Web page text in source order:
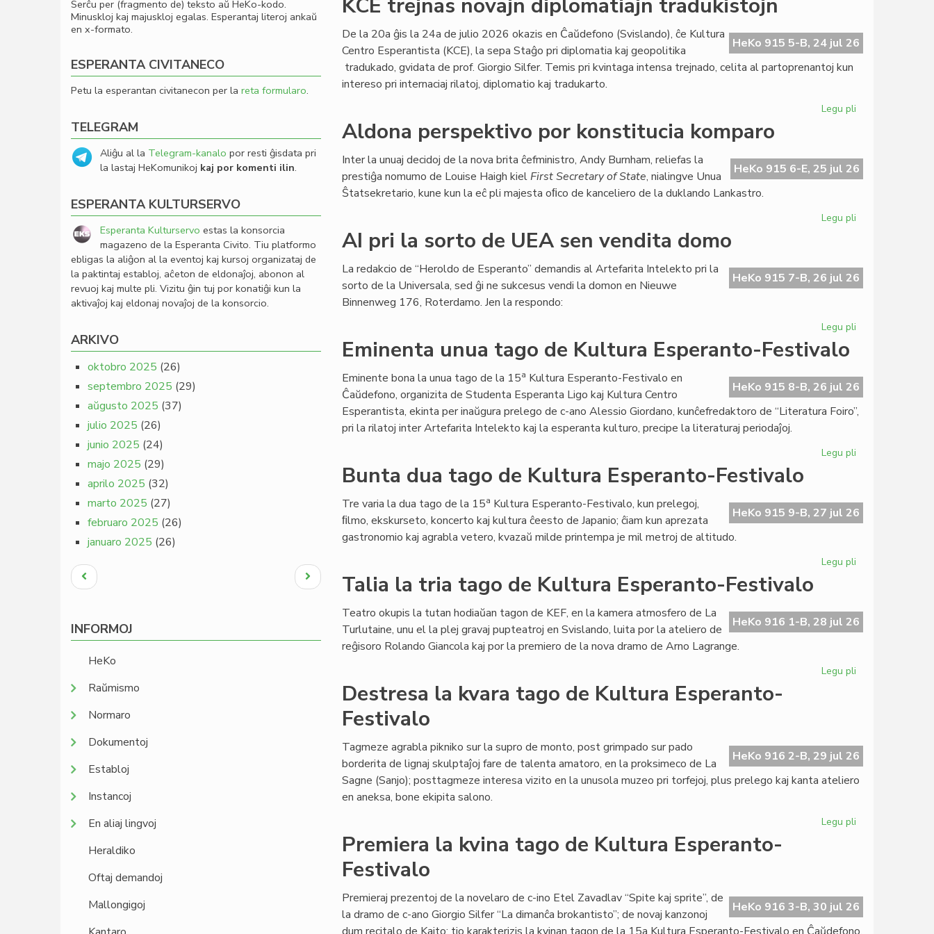
KCE trejnas novajn diplomatiajn tradukistojn
HeKo 915 5-B, 24 jul 26
De la 20a ĝis la 24a de julio 2026 okazis en Ĉaŭdefono (Svislando), ĉe Kultura
Centro Esperantista (KCE), la sepa Staĝo pri diplomatia kaj geopolitika
tradukado, gvidata de prof. Giorgio Silfer. Temis pri kvintaga intensa trejnado, celita al partoprenantoj kun
intereso pri internaciaj rilatoj, diplomatio kaj tradukarto.
Legu pli
diplomatiajn
tradukistojn
Aldona perspektivo por konstitucia komparo
HeKo 915 6-E, 25 jul 26
Inter la unuaj decidoj de la nova brita ĉefministro, Andy Burnham, reliefas la
prestiĝa nomumo de Louise Haigh kielFirst Secretary of State, nialingve Unua
Ŝtatsekretario, kune kun la eĉ pli majesta oﬁco de kanceliero de la duklando Lankastro.
Legu pli
konstitucia
komparo
AI pri la sorto de UEA sen vendita domo
HeKo 915 7-B, 26 jul 26
La redakcio de “Heroldo de Esperanto” demandis al Artefarita Intelekto pri la
sorto de la Universala, sed ĝi ne sukcesus vendi la domon en Nieuwe
Binnenweg 176, Roterdamo. Jen la respondo:
Legu pli
sorto
de
UEA
Eminenta unua tago de Kultura Esperanto-Festivalo
HeKo 915 8-B, 26 jul 26
Eminente bona la unua tago de la 15a Kultura Esperanto-Festivalo en
Ĉaŭdefono, organizita de Studenta Esperanta Ligo kaj Kultura Centro
Esperantista, ekinta per inaŭgura prelego de c-ano Alessio Giordano, kunĉefredaktoro de “Literatura Foiro”,
pri la rilatoj inter Artefarita Intelekto kaj la esperanta kulturo, precipe la literaturaj periodaĵoj.
Legu pli
de
Kultura
Bunta dua tago de Kultura Esperanto-Festivalo
HeKo 915 9-B, 27 jul 26
Tre varia la dua tago de la 15a Kultura Esperanto-Festivalo, kun prelegoj,
ﬁlmo, ekskurseto, koncerto kaj kultura ĉeesto de Japanio; ĉiam kun aprezata
gastronomio kaj agrabla vetero, kvazaŭ milde printempa je mil metroj de altitudo.
Legu pli
de
Kultura
Talia la tria tago de Kultura Esperanto-Festivalo
HeKo 916 1-B, 28 jul 26
Teatro okupis la tutan hodiaŭan tagon de KEF, en la kamera atmosfero de La
Turlutaine, unu el la plej gravaj pupteatroj en Svislando, luita por la ateliero de
reĝisoro Rolando Giancola kaj por la premiero de la nova dramo de Arno Lagrange.
Legu pli
de
Kultura
Festivalo
Destresa la kvara tago de Kultura Esperanto-
Festivalo
HeKo 916 2-B, 29 jul 26
Tagmeze agrabla pikniko sur la supro de monto, post grimpado sur pado
borderita de lignaj skulptaĵoj fare de talenta amatoro, en la proksimeco de La
Sagne (Sanjo); posttagmeze interesa vizito en la unusola muzeo pri torfejoj, plus prelego kaj kanta ateliero
en aneksa, bone ekipita salono.
Legu pli
de
Kultura
Premiera la kvina tago de Kultura Esperanto-
Festivalo
HeKo 916 3-B, 30 jul 26
Premieraj prezentoj de la novelaro de c-ino Etel Zavadlav “Spite kaj sprite”, de
la dramo de c-ano Giorgio Silfer “La dimanĉa brokantisto”; de novaj kanzonoj
Serĉu per (fragmento de) teksto aŭ HeKo-kodo.
Minuskloj kaj majuskloj egalas. Esperantaj literoj ankaŭ
en x-formato.
ESPERANTA CIVITANECO
Petu la esperantan civitanecon per la reta formularo.
TELEGRAM
Aliĝu al la Telegram-kanalo por resti ĝisdata pri
la lastaj HeKomunikoj kaj por komenti ilin.
ESPERANTA KULTURSERVO
Esperanta Kulturservo estas la konsorcia
magazeno de la Esperanta Civito. Tiu platformo
ebligas la aliĝon al la eventoj kaj kursoj organizataj de
la paktintaj establoj, aĉeton de eldonaĵoj, abonon al
revuoj kaj multe pli. Vizitu ĝin tuj por konatiĝi kun la
aktivaĵoj kaj eldonaj novaĵoj de la konsorcio.
ARKIVO
oktobro 2025 (26)
septembro 2025 (29)
aŭgusto 2025 (37)
julio 2025 (26)
junio 2025 (24)
majo 2025 (29)
aprilo 2025 (32)
marto 2025 (27)
februaro 2025 (26)
januaro 2025 (26)
Pagination
Antaŭa
paĝo
Next
page
INFORMOJ
HeKo
Raŭmismo
Normaro
Dokumentoj
Establoj
Instancoj
En aliaj lingvoj
Heraldiko
Oftaj demandoj
Mallongigoj